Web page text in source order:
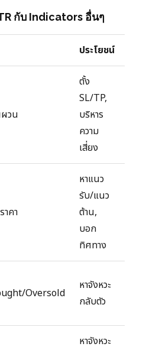
กับ Indicators อื่นๆ
ประโยชน์
วน
ตั้ง
SL/TP,
บริหาร
ความ
เสี่ยง
าคา
หาแนว
รับ/แนว
ต้าน,
บอก
ทิศทาง
Oversold
หาจังหวะ
กลับตัว
หาจังหวะ